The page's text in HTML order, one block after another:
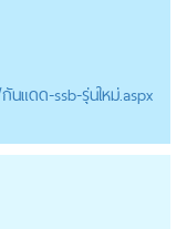
แดด-ssb-รุ่นใหม่.aspx